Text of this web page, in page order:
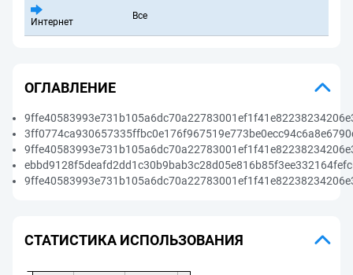
Интернет
Все
ОГЛАВЛЕНИЕ
СТАТИСТИКА ИСПОЛЬЗОВАНИЯ